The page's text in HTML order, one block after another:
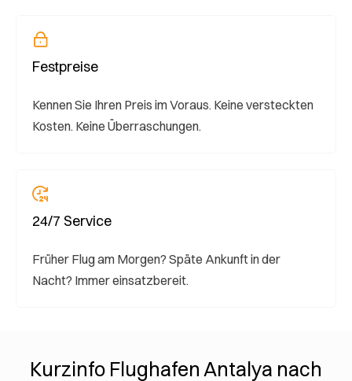
Festpreise
Kennen Sie Ihren Preis im Voraus. Keine versteckten
Kosten. Keine Überraschungen.
24/7 Service
Früher Flug am Morgen? Späte Ankunft in der
Nacht? Immer einsatzbereit.
Kurzinfo Flughafen Antalya nach